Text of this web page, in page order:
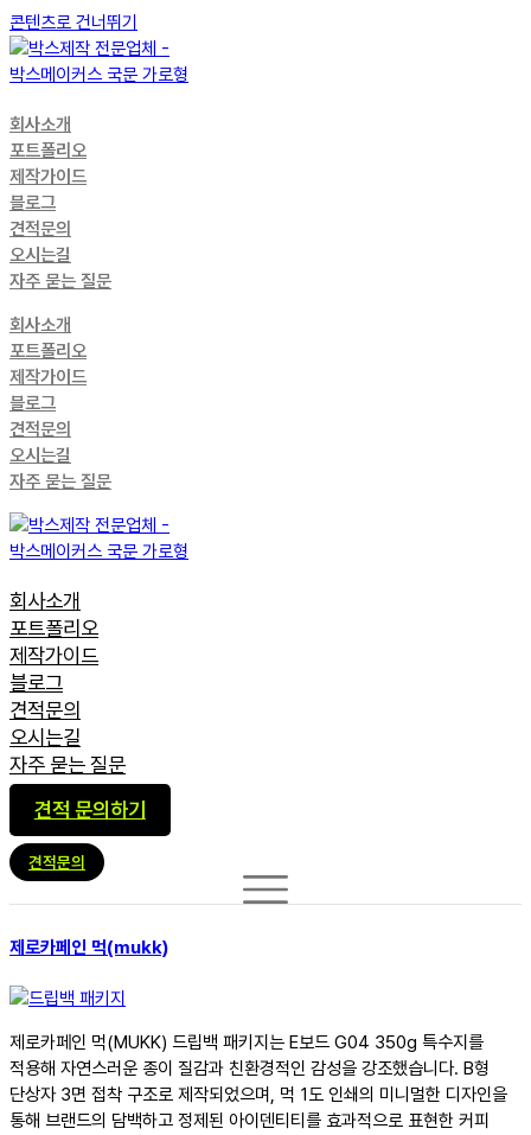
콘텐츠로 건너뛰기
회사소개
포트폴리오
제작가이드
블로그
견적문의
오시는길
자주 묻는 질문
회사소개
포트폴리오
제작가이드
블로그
견적문의
오시는길
자주 묻는 질문
회사소개
포트폴리오
제작가이드
블로그
견적문의
오시는길
자주 묻는 질문
견적 문의하기
견적문의
제로카페인 먹(mukk)
제로카페인 먹(MUKK) 드립백 패키지는 E보드 G04 350g 특수지를
적용해 자연스러운 종이 질감과 친환경적인 감성을 강조했습니다. B형
단상자 3면 접착 구조로 제작되었으며, 먹 1도 인쇄의 미니멀한 디자인을
통해 브랜드의 담백하고 정제된 아이덴티티를 효과적으로 표현한 커피